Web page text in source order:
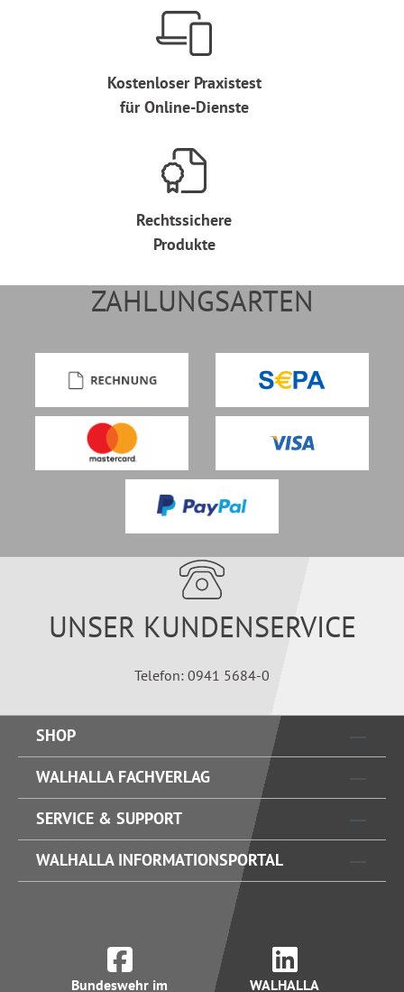
Kostenloser Praxistest
für Online-Dienste
Rechtssichere
Produkte
ZAHLUNGSARTEN
UNSER KUNDENSERVICE
Telefon: 0941 5684-0
SHOP
WALHALLA FACHVERLAG
SERVICE & SUPPORT
WALHALLA INFORMATIONSPORTAL
Bundeswehr im WALHALLA